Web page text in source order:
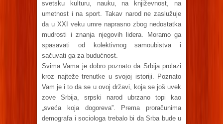
svetsku kulturu, nauku, na književnost, na
umetnost i na sport. Takav narod ne zaslužuje
da u XXI veku umre naprasno zbog nedostatka
mudrosti i znanja njegovih lidera. Moramo ga
spasavati od kolektivnog samoubistva i
sačuvati ga za budućnost.
Svima Vama je dobro poznato da Srbija prolazi
kroz najteže trenutke u svojoj istoriji. Poznato
Vam je i to da se u ovoj državi, koja se još uvek
zove Srbija, srpski narod ubrzano topi kao
„sveća koja dogoreva”. Prema proračunima
demografa i sociologa trebalo bi da Srba bude u